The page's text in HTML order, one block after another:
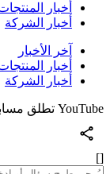
أخبار
أخبار الشركة
آخر الأخبار
أخبار
أخبار الشركة
YouTube تطلق مسابقة NextUp لعام 2017
[]